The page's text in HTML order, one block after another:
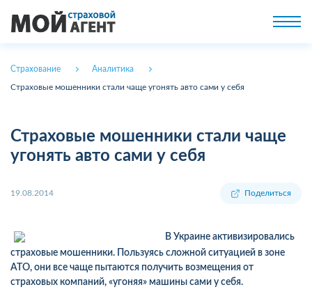
Страхование Аналитика
Страховые мошенники стали чаще угонять авто сами у себя
Страховые мошенники стали чаще
угонять авто сами у себя
19.08.2014 Поделиться
В Украине активизировались
страховые мошенники. Пользуясь сложной ситуацией в зоне
АТО, они все чаще пытаются получить возмещения от
страховых компаний, «угоняя» машины сами у себя.